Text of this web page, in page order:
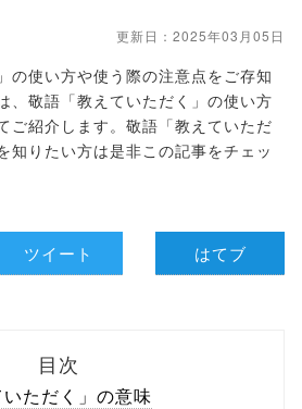
更新日：2025年03月05日
の使い方や使う際の注意点をご存知
、敬語「教えていただく」の使い方
ご紹介します。敬語「教えていただ
知りたい方は是非この記事をチェッ
ツイート はてブ
目次
ただく」の意味